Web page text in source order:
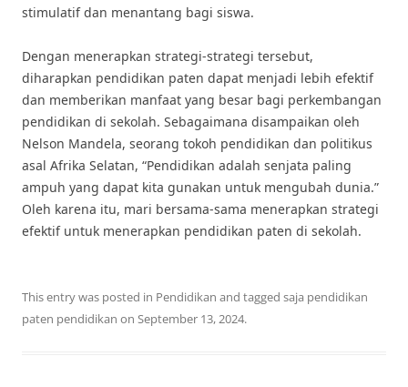
stimulatif dan menantang bagi siswa.
Dengan menerapkan strategi-strategi tersebut,
diharapkan pendidikan paten dapat menjadi lebih efektif
dan memberikan manfaat yang besar bagi perkembangan
pendidikan di sekolah. Sebagaimana disampaikan oleh
Nelson Mandela, seorang tokoh pendidikan dan politikus
asal Afrika Selatan, “Pendidikan adalah senjata paling
ampuh yang dapat kita gunakan untuk mengubah dunia.”
Oleh karena itu, mari bersama-sama menerapkan strategi
efektif untuk menerapkan pendidikan paten di sekolah.
This entry was posted in Pendidikan and tagged saja pendidikan
paten pendidikan on September 13, 2024.